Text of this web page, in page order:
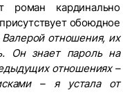
роман кардинально
обоюдное
отношения, их
Он знает пароль на
отношениях –
– я устала от